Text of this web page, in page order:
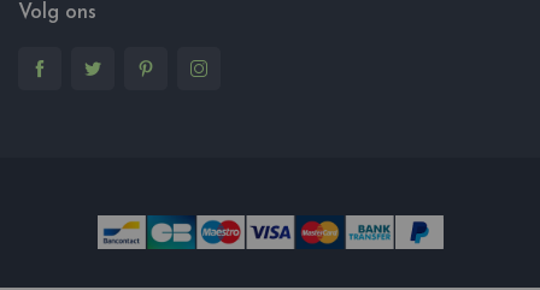
Volg ons